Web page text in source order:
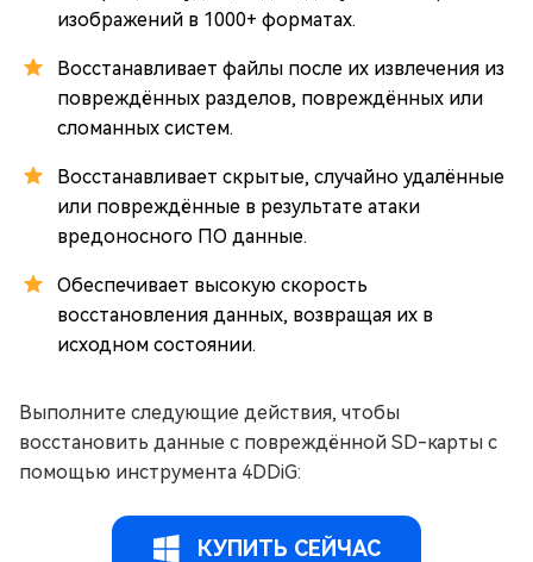
изображений в 1000+ форматах.
Восстанавливает файлы после их извлечения из
повреждённых разделов, повреждённых или
сломанных систем.
Восстанавливает скрытые, случайно удалённые
или повреждённые в результате атаки
вредоносного ПО данные.
Обеспечивает высокую скорость
восстановления данных, возвращая их в
исходном состоянии.
Выполните следующие действия, чтобы
восстановить данные с повреждённой SD-карты с
помощью инструмента 4DDiG:
КУПИТЬ СЕЙЧАС